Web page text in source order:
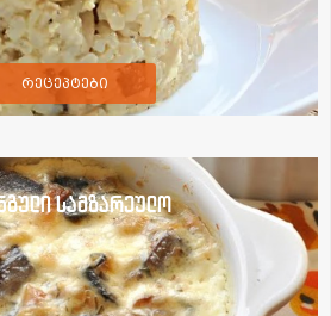
რეცეპტები
სამზარეულო